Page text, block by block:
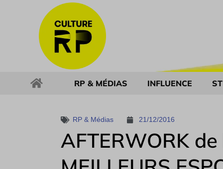
RP & MÉDIAS INFLUENCE
RP & Médias 21/12/2016
AFTERWORK